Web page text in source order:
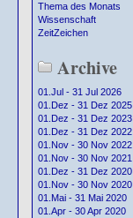
Thema des Monats
Wissenschaft
ZeitZeichen
Archive
01.Jul - 31 Jul 2026
01.Dez - 31 Dez 2025
01.Dez - 31 Dez 2023
01.Dez - 31 Dez 2022
01.Nov - 30 Nov 2022
01.Nov - 30 Nov 2021
01.Dez - 31 Dez 2020
01.Nov - 30 Nov 2020
01.Mai - 31 Mai 2020
01.Apr - 30 Apr 2020